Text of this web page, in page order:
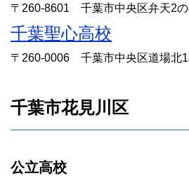
〒260-8601 千葉市中央区弁天2
千葉聖心高校
〒260-0006 千葉市中央区道場北
千葉市花見川区
公立高校